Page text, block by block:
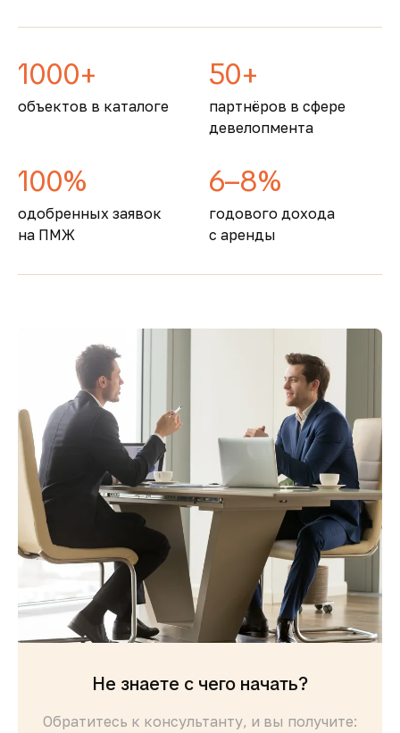
1000+
объектов в каталоге
50+
партнёров в сфере
девелопмента
100%
одобренных заявок
на ПМЖ
6–8%
годового дохода
с аренды
Не знаете с чего начать?
Обратитесь к консультанту, и вы получите: